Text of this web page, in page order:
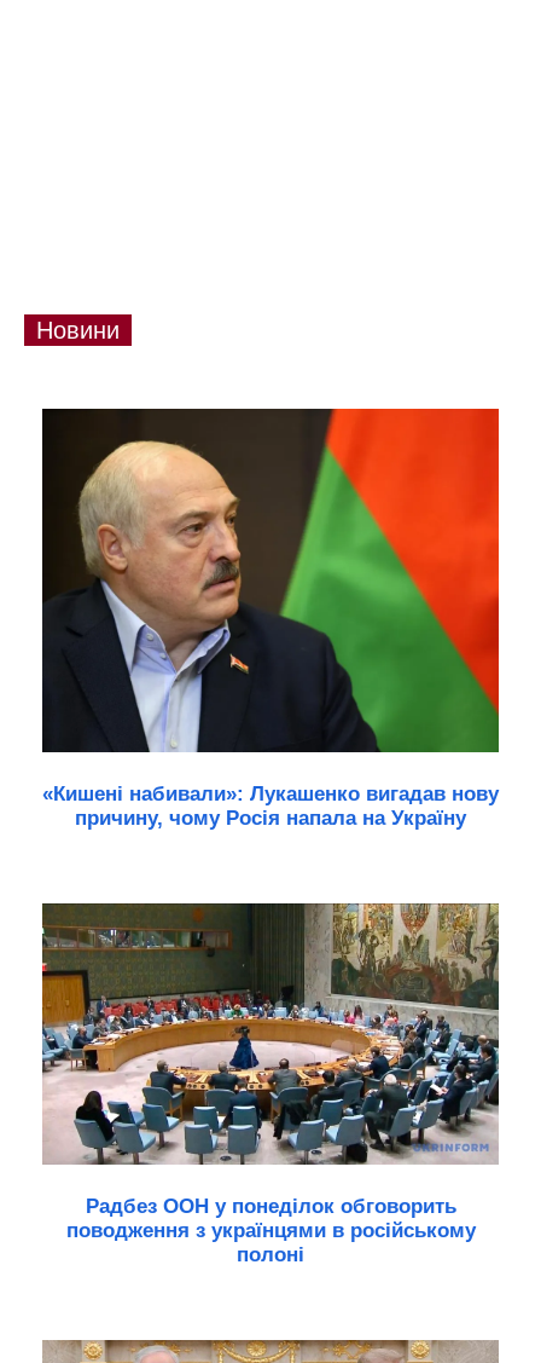
Новини
«Кишені набивали»: Лукашенко вигадав нову
причину, чому Росія напала на Україну
Радбез ООН у понеділок обговорить
поводження з українцями в російському
полоні